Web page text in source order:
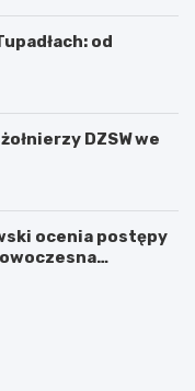
od
DZSW we
ocenia postępy